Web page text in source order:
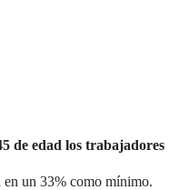
de edad los trabajadores
en un 33% como mínimo.